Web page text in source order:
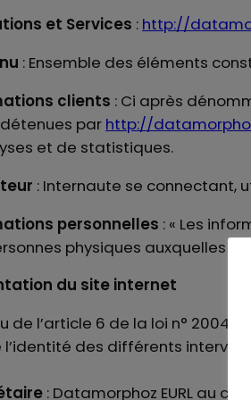
et Services : http://
: Ensemble des éléments
clients : Ci après
par http://
et de statistiques.
: Internaute se connectant,
personnelles : « Les
physiques auxquelles
du site internet
de l’article 6 de la loi n°
l’identité des différents
: Datamorphoz EURL au